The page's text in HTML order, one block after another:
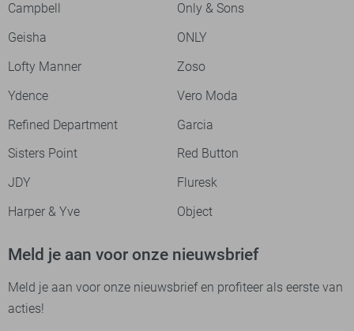
Campbell
Only & Sons
Geisha
ONLY
Lofty Manner
Zoso
Ydence
Vero Moda
Refined Department
Garcia
Sisters Point
Red Button
JDY
Fluresk
Harper & Yve
Object
Meld je aan voor onze nieuwsbrief
Meld je aan voor onze nieuwsbrief en profiteer als eerste van
acties!